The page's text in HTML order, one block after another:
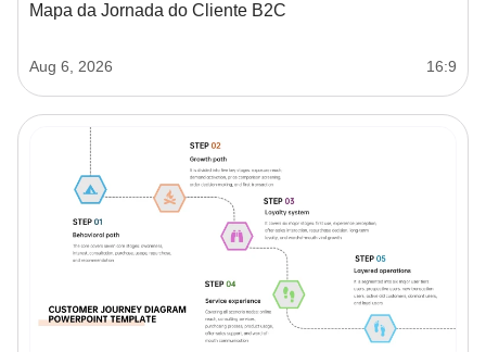
Mapa da Jornada do Cliente B2C
Aug 6, 2026 16:9